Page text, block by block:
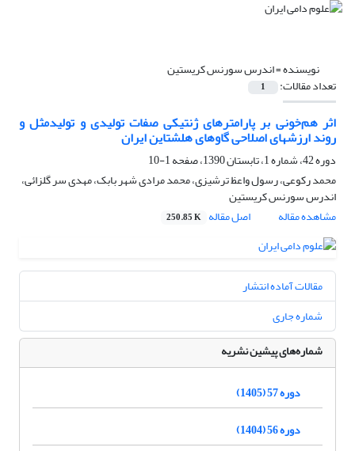
نویسنده =اندرس سورنس کریستین
تعداد مقالات: 1
اثر هم‌خونی بر پارامترهای ژنتیکی صفات تولیدی و تولیدمثل و
روند ارزشهای اصلاحی گاوهای هلشتاین ایران
دوره 42، شماره 1، تابستان 1390، صفحه
1-10
محمد رکوعی، رسول واعظ ترشیزی، محمد مرادی شهر بابک، مهدی سر گلزائی،
اندرس سورنس کریستین
مشاهده مقاله
اصل مقاله 250.85 K
مقالات آماده انتشار
شماره جاری
شماره‌های پیشین نشریه
دوره 57 (1405)
دوره 56 (1404)